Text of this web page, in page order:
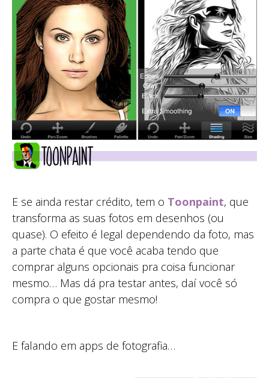
E se ainda restar crédito, tem o Toonpaint, que
transforma as suas fotos em desenhos (ou
quase). O efeito é legal dependendo da foto, mas
a parte chata é que você acaba tendo que
comprar alguns opcionais pra coisa funcionar
mesmo… Mas dá pra testar antes, daí você só
compra o que gostar mesmo!
E falando em apps de fotografia…